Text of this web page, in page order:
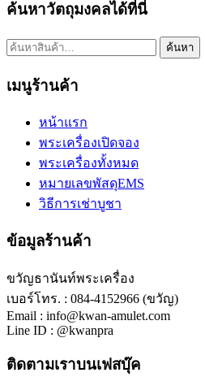
ค้นหาวัตถุมงคลได้ที่นี่
ค้นหา: ค้นหา
เมนูร้านค้า
หน้าแรก
พระเครื่องเปิดจอง
พระเครื่องทั้งหมด
หมายเลขพัสดุEMS
วิธีการเช่าบูชา
ข้อมูลร้านค้า
ขวัญธานันท์พระเครื่อง
เบอร์โทร. : 084-4152966 (ขวัญ)
Email : info@kwan-amulet.com
Line ID : @kwanpra
ติดตามเราบนเฟสบุ๊ค